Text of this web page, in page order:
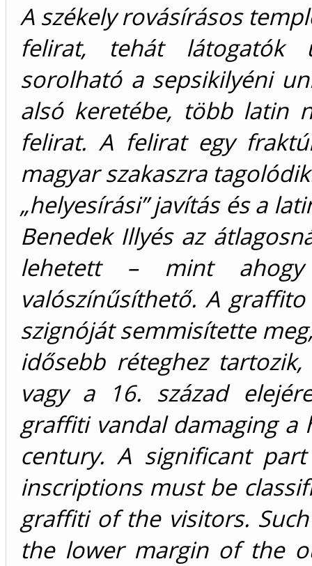
A székely rovásírásos
felirat, tehát látogatók
sorolható a sepsikilyéni
alsó keretébe, több latin
felirat. A felirat egy
magyar szakaszra
„helyesírási” javítás és a
Benedek Illyés az
lehetett – mint
valószínűsíthető. A
szignóját semmisítette
idősebb réteghez
vagy a 16. század
graffiti vandal damaging
century. A significant
inscriptions must be
graffiti of the visitors.
the lower margin of the